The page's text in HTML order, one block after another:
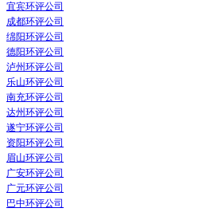
宜宾环评公司
成都环评公司
绵阳环评公司
德阳环评公司
泸州环评公司
乐山环评公司
南充环评公司
达州环评公司
遂宁环评公司
资阳环评公司
眉山环评公司
广安环评公司
广元环评公司
巴中环评公司